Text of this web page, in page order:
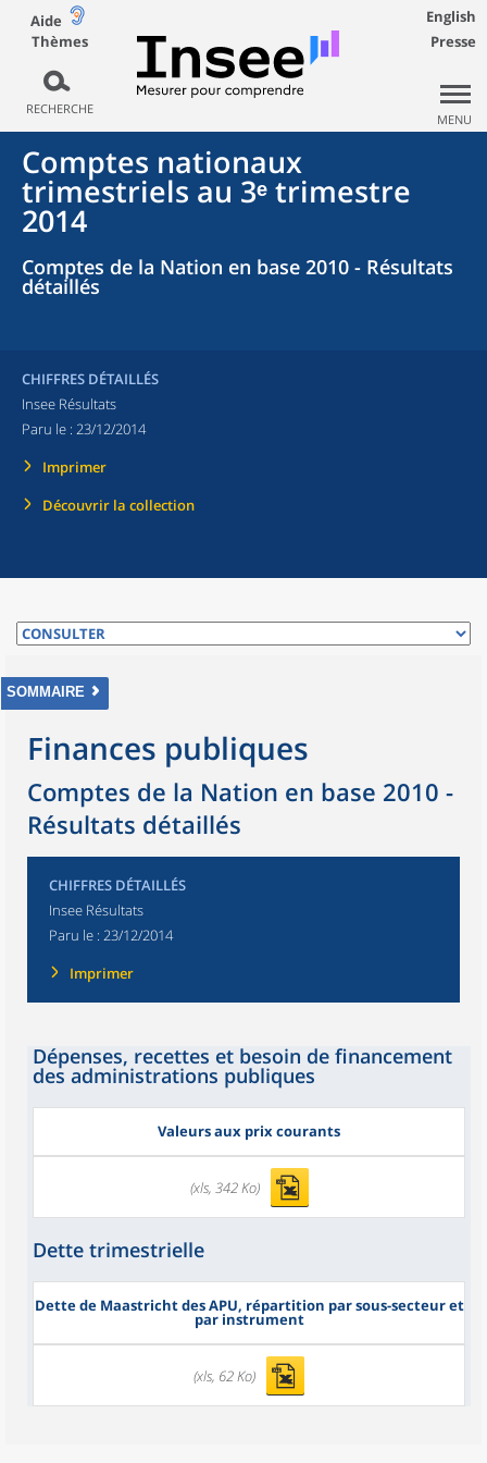
Aide
Thèmes
RECHERCHE
English
Presse
MENU
Comptes nationaux
trimestriels au 3ᵉ trimestre
2014
Comptes de la Nation en base 2010 - Résultats
détaillés
CHIFFRES DÉTAILLÉS
Insee Résultats
Paru le : 23/12/2014
Imprimer
Découvrir la collection
SOMMAIRE
Finances publiques
Comptes de la Nation en base 2010 -
Résultats détaillés
CHIFFRES DÉTAILLÉS
Insee Résultats
Paru le : 23/12/2014
Imprimer
Dépenses, recettes et besoin de financement
des administrations publiques
Valeurs aux prix courants
(xls, 342 Ko)
Dette trimestrielle
Dette de Maastricht des APU, répartition par sous-secteur et
par instrument
(xls, 62 Ko)